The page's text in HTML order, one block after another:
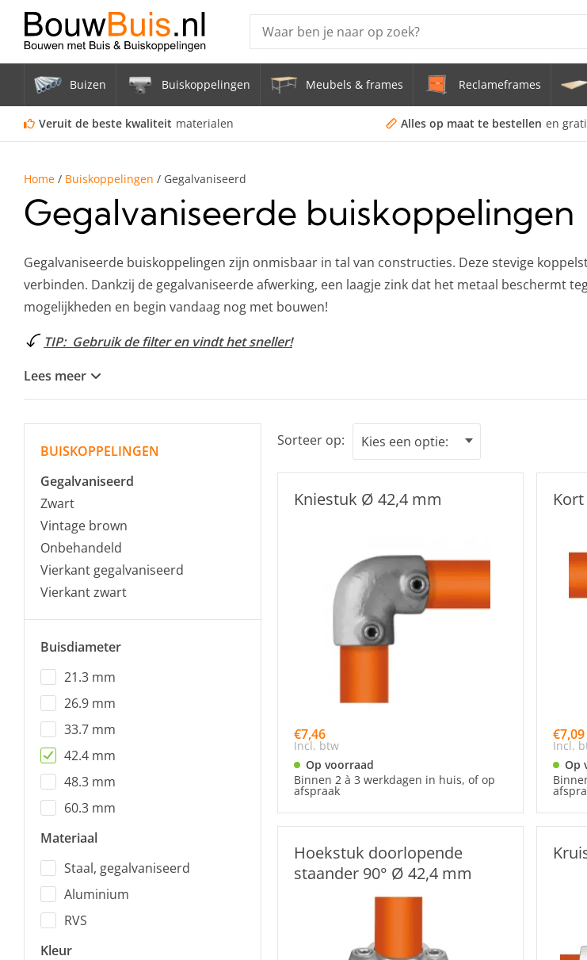
Producten
Steigerbuis onderstel tafel uit buis Ø 33,7 mm
Vrijstaand Spandoekframe (zonder spandoek) uit
mm
Constructiebuis Staal Ø 21,3 mm
Aluminium Buis Ø 21,3 mm
Buizen Buiskoppelingen Meubels & frames Reclameframes
Veruit de beste kwaliteit materialen Alles op maat te bestellen en
Home / Buiskoppelingen / Gegalvaniseerd
Gegalvaniseerde buiskoppelingen
Gegalvaniseerde buiskoppelingen zijn onmisbaar in tal van constructies. Deze stevige
verbinden. Dankzij de gegalvaniseerde afwerking, een laagje zink dat het metaal beschermt
mogelijkheden en begin vandaag nog met bouwen!
TIP: Gebruik de filter en vindt het sneller!
Lees meer
BUISKOPPELINGEN
Gegalvaniseerd
Zwart
Vintage brown
Onbehandeld
Vierkant gegalvaniseerd
Vierkant zwart
Buisdiameter
21.3 mm
26.9 mm
33.7 mm
42.4 mm
48.3 mm
60.3 mm
Materiaal
Staal, gegalvaniseerd
Aluminium
RVS
Kleur
Sorteer op:
Kniestuk Ø 42,4 mm
€7,46
Incl. btw
Op voorraad
Binnen 2 à 3 werkdagen in huis, of op
afspraak
€7,09
Incl.
Op
Hoekstuk doorlopende
staander 90° Ø 42,4 mm